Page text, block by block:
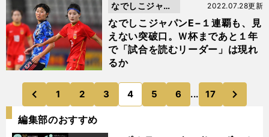
なでしこジャパンE−１連覇も、見
えない突破口。Ｗ杯まであと１年
で「試合を読むリーダー」は現れ
るか
2022.07.28更新
なでしこジャパ
ン
前
のページへ
1 2 3 4 5 6 ... 17
編集部のおすすめ